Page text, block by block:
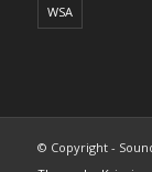
WSA
© Copyright -